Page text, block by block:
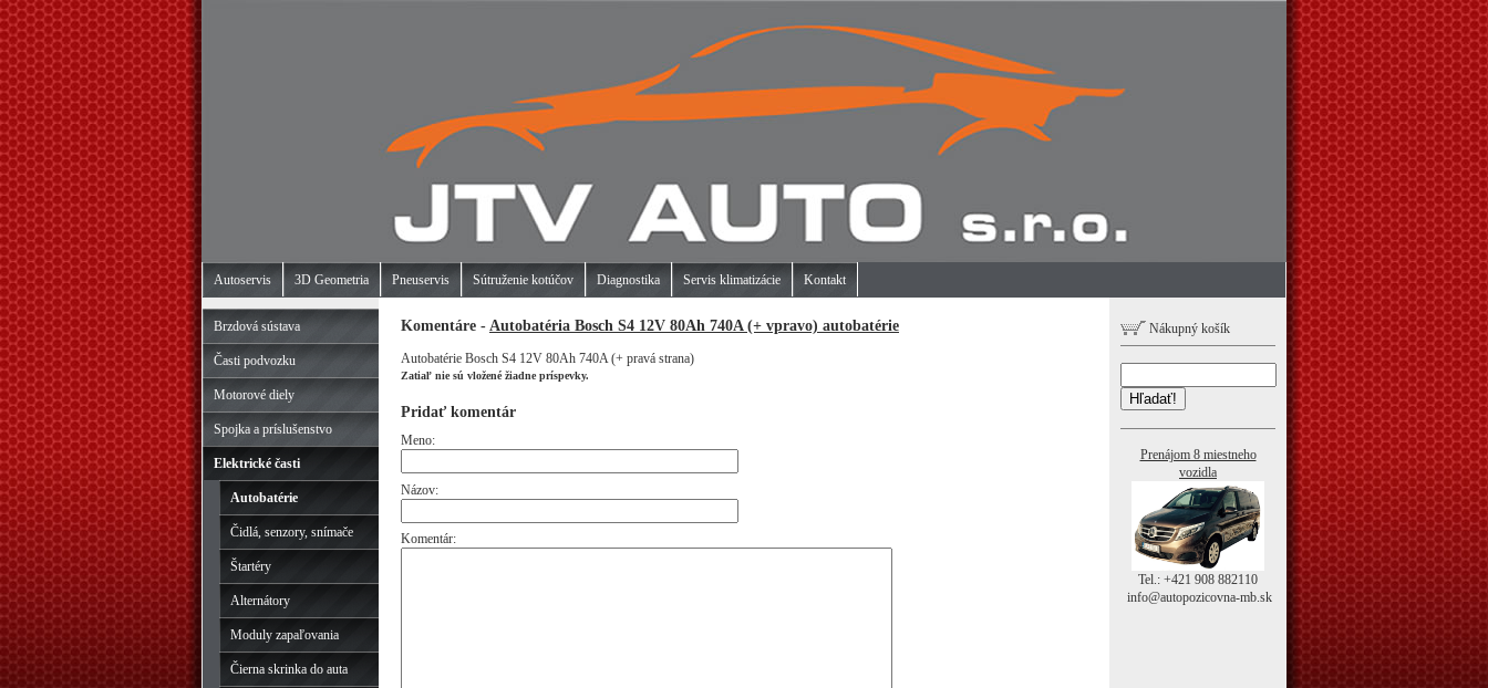
Autoservis 3D Geometria Pneuservis Sútruženie kotúčov Diagnostika Servis klimatizácie Kontakt
Brzdová sústava
Časti podvozku
Motorové diely
Spojka a príslušenstvo
Elektrické časti
Autobatérie
Čidlá, senzory, snímače
Štartéry
Alternátory
Moduly zapaľovania
Čierna skrinka do auta
Komentáre - Autobatéria Bosch S4 12V 80Ah 740A (+ vpravo) autobatérie
Autobatérie Bosch S4 12V 80Ah 740A (+ pravá strana)
Zatiaľ nie sú vložené žiadne príspevky.
Pridať komentár
Meno:
Názov:
Komentár:
Nákupný košík
Hľadať!
Prenájom 8 miestneho
vozidla
Tel.: +421 908 882110
info@autopozicovna-mb.sk